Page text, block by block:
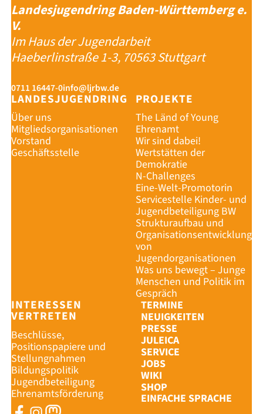
Landesjugendring Baden-Württemberg e.
V.
Im Haus der Jugendarbeit
Haeberlinstraße 1-3, 70563 Stuttgart
0711 16447-0info@ljrbw.de
LANDESJUGENDRING
Über uns
Mitgliedsorganisationen
Vorstand
Geschäftsstelle
PROJEKTE
The Länd of Young
Ehrenamt
Wir sind dabei!
Wertstätten der
Demokratie
N-Challenges
Eine-Welt-Promotorin
Servicestelle Kinder- und
Jugendbeteiligung BW
Strukturaufbau und
Organisationsentwicklung
von
Jugendorganisationen
Was uns bewegt – Junge
Menschen und Politik im
Gespräch
INTERESSEN
VERTRETEN
Beschlüsse,
Positionspapiere und
Stellungnahmen
Bildungspolitik
Jugendbeteiligung
Ehrenamtsförderung
TERMINE
NEUIGKEITEN
PRESSE
JULEICA
SERVICE
JOBS
WIKI
SHOP
EINFACHE SPRACHE